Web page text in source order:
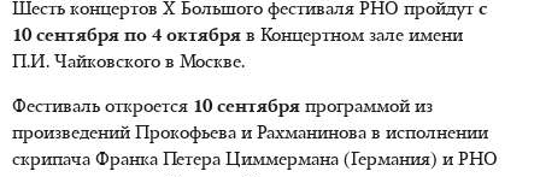
Шесть концертов X Большого фестиваля РНО пройдут с
10 сентября по 4 октября в Концертном зале имени
П.И. Чайковского в Москве.
Фестиваль откроется 10 сентября программой из
произведений Прокофьева и Рахманинова в исполнении
скрипача Франка Петера Циммермана (Германия) и РНО